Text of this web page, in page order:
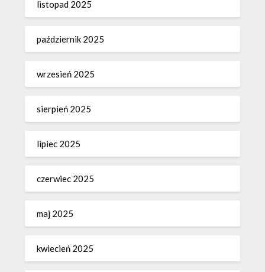
listopad 2025
październik 2025
wrzesień 2025
sierpień 2025
lipiec 2025
czerwiec 2025
maj 2025
kwiecień 2025